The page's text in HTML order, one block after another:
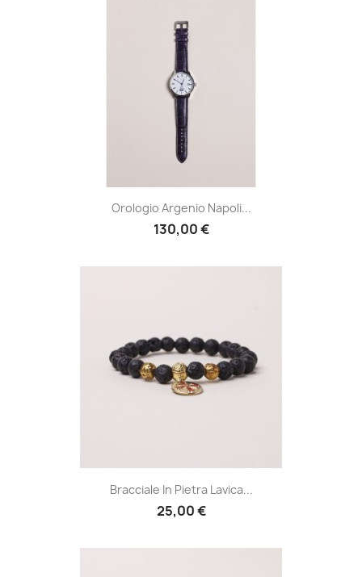
Orologio Argenio Napoli...
130,00 €
Bracciale In Pietra Lavica...
25,00 €